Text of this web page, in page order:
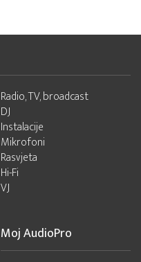
Radio, TV, broadcast
DJ
Instalacije
Mikrofoni
Rasvjeta
Hi-Fi
VJ
Moj AudioPro